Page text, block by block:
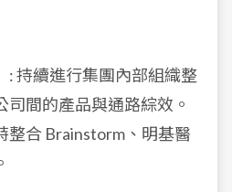
: 持續進行集團內部組織整
司間的產品與通路綜效。
整合 Brainstorm、明基醫